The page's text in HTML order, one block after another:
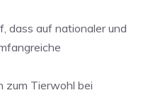
dass auf nationaler und
zum Tierwohl bei